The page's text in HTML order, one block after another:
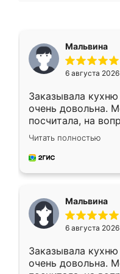
Мальвина
6 августа 2026
Заказывала
очень довольна.
посчитала, на
Замерщик
делу со всей
за день, ребята
Читать полностью
Мальвина
6 августа 2026
Заказывала
очень довольна.